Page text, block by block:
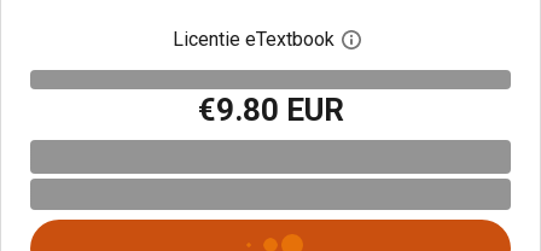
Licentie eTextbook Open het
€9.80 EUR